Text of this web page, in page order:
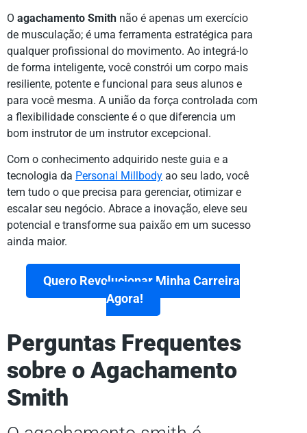
O agachamento Smith não é apenas um exercício
de musculação; é uma ferramenta estratégica para
qualquer profissional do movimento. Ao integrá-lo
de forma inteligente, você constrói um corpo mais
resiliente, potente e funcional para seus alunos e
para você mesma. A união da força controlada com
a flexibilidade consciente é o que diferencia um
bom instrutor de um instrutor excepcional.
Com o conhecimento adquirido neste guia e a
tecnologia da Personal Millbody ao seu lado, você
tem tudo o que precisa para gerenciar, otimizar e
escalar seu negócio. Abrace a inovação, eleve seu
potencial e transforme sua paixão em um sucesso
ainda maior.
Quero Revolucionar Minha Carreira
Agora!
Perguntas Frequentes
sobre o Agachamento
Smith